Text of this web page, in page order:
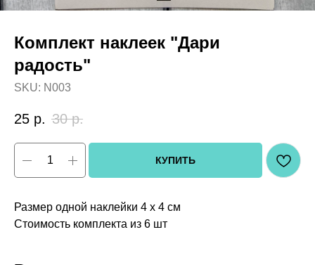
Комплект наклеек "Дари
радость"
SKU: N003
25 р. 30 р.
КУПИТЬ
Размер одной наклейки 4 х 4 см
Стоимость комплекта из 6 шт